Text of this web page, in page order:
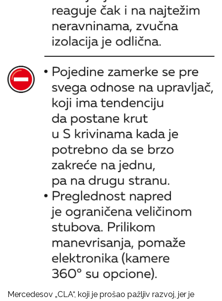
Mercedesov „CLA“, koji je prošao pažljiv razvoj, jer je